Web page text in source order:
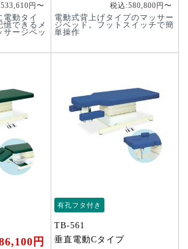
円〜
電動タイ
憶できるメ
サージベッ
税込:580,800円〜
電動式背上げタイプのマッサー
ジベッド。フットスイッチで簡
単操作
円
有孔フタ付き
TB-561
垂直電動Cタイプ